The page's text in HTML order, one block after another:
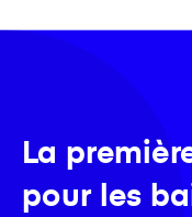
La
pour les